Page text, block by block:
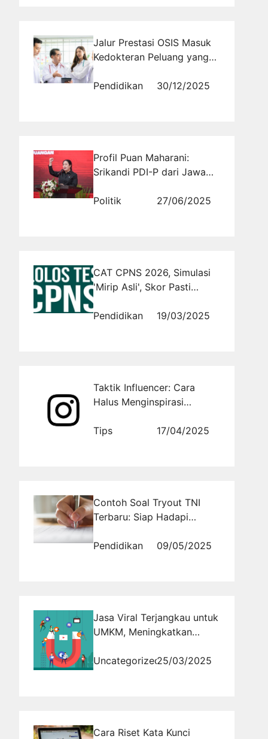
Jalur Prestasi OSIS Masuk
Kedokteran Peluang yang
Siswa
Pendidikan 30/12/2025
Profil Puan Maharani:
Srikandi PDI-P dari Jawa
Ikon Politik Nasional
Politik 27/06/2025
CAT CPNS 2026, Simulasi
'Mirip Asli', Skor Pasti
Pendidikan
19/03/2025
Taktik Influencer: Cara
Halus Menginspirasi
Produk
Tips 17/04/2025
Contoh Soal Tryout TNI
Terbaru: Siap Hadapi
Pendidikan
09/05/2025
Jasa Viral Terjangkau untuk
UMKM, Meningkatkan
Jasa Viral Murah
Uncategorized25/03/2025
Cara Riset Kata Kunci